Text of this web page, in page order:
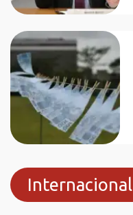
Internacional